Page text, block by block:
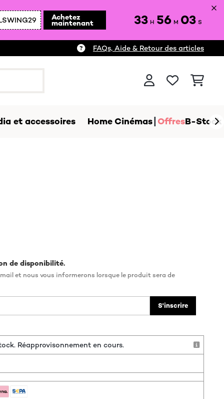
Achetez
maintenant 33 H 56 M 02 S
FAQs, Aide & Retour des articles
et accessoires Home Cinémas OffresB-Stock
de disponibilité.
et nous vous informerons lorsque le produit sera de
S'inscrire
Réapprovisonnement en cours.